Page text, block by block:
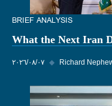
BRIEF ANALYSIS
What the Next Iran
٠٧‏/٠٨‏/٢٠٢٦ ◆ Richard